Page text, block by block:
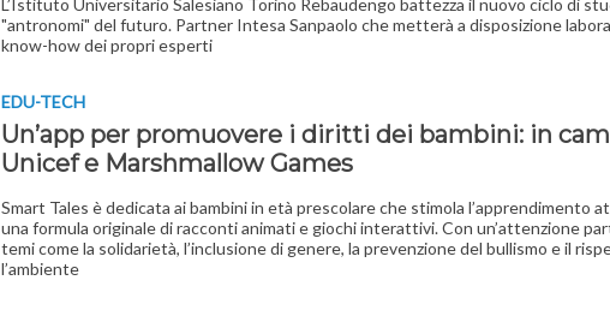
L’Istituto Universitario Salesiano Torino Rebaudengo battezza il nuovo ciclo di
"antronomi" del futuro. Partner Intesa Sanpaolo che metterà a disposizione
know-how dei propri esperti
EDU-TECH
Un’app per promuovere i diritti dei bambini: in
Unicef e Marshmallow Games
Smart Tales è dedicata ai bambini in età prescolare che stimola l’apprendimento
una formula originale di racconti animati e giochi interattivi. Con un’attenzione
temi come la solidarietà, l’inclusione di genere, la prevenzione del bullismo e il
l’ambiente